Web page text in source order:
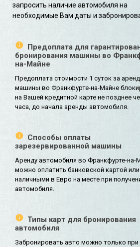
запросить наличие автомобиля на
необходимые Вам даты и
Предоплата для
бронирования машины во
на-Майне
Предоплата стоимости 1 суток за
машины во Франкфурте-на-Майне
на Вашей кредитной карте не позднее
часа, до начала аренды автомобиля.
Способы оплаты
зарезервированной машины
Аренду автомобиля во Франкфурте-на-
можно оплатить банковской картой или
наличными в Евро на месте при
автомобиля.
Типы карт для бронирования
автомобиля
Забронировать авто можно только при